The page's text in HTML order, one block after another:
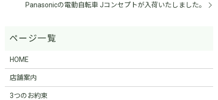
Panasonicの電動自転車 Jコンセプトが入荷いたしました。
HOME
店舗案内
3つのお約束